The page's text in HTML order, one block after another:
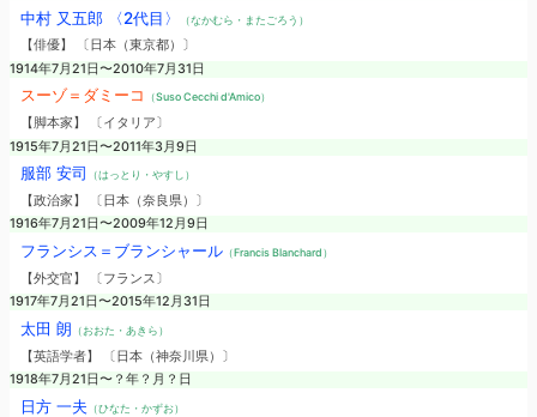
中村 又五郎 〈2代目〉 （なかむら・またごろう）
【俳優】 〔日本（東京都）〕
1914年7月21日〜2010年7月31日
スーゾ＝ダミーコ （Suso Cecchi d'Amico）
【脚本家】 〔イタリア〕
1915年7月21日〜2011年3月9日
服部 安司 （はっとり・やすし）
【政治家】 〔日本（奈良県）〕
1916年7月21日〜2009年12月9日
フランシス＝ブランシャール（Francis Blanchard）
【外交官】 〔フランス〕
1917年7月21日〜2015年12月31日
太田 朗 （おおた・あきら）
【英語学者】 〔日本（神奈川県）〕
1918年7月21日〜？年？月？日
日方 一夫 （ひなた・かずお）